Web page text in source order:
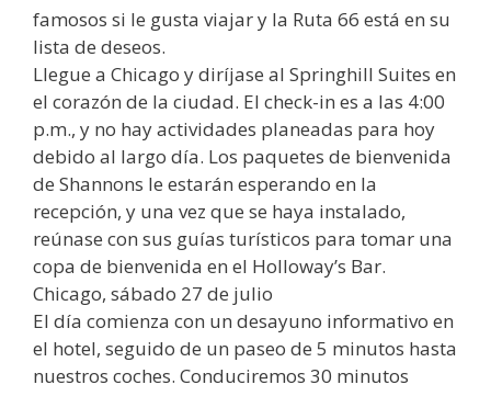
famosos si le gusta viajar y la Ruta 66 está en su
lista de deseos.
Llegue a Chicago y diríjase al Springhill Suites en
el corazón de la ciudad. El check-in es a las 4:00
p.m., y no hay actividades planeadas para hoy
debido al largo día. Los paquetes de bienvenida
de Shannons le estarán esperando en la
recepción, y una vez que se haya instalado,
reúnase con sus guías turísticos para tomar una
copa de bienvenida en el Holloway’s Bar.
Chicago, sábado 27 de julio
El día comienza con un desayuno informativo en
el hotel, seguido de un paseo de 5 minutos hasta
nuestros coches. Conduciremos 30 minutos